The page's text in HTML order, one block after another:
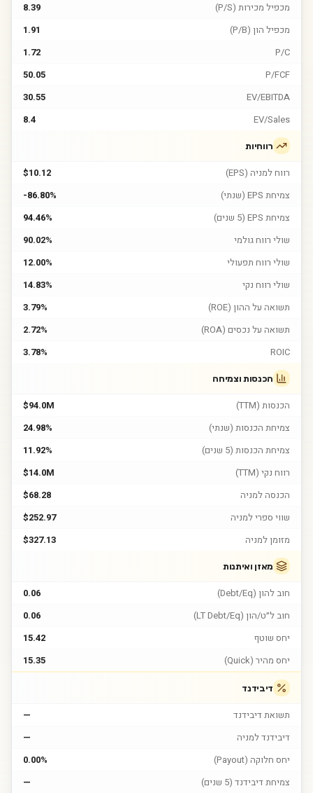
מכפיל מכירות (P/S)
8.39
מכפיל הון (P/B)
1.91
P/C
1.72
P/FCF
50.05
EV/EBITDA
30.55
EV/Sales
8.4
רווחיות
רווח למניה (EPS)
$10.12
צמיחת EPS (שנתי)
-86.80%
צמיחת EPS (5 שנים)
94.46%
שולי רווח גולמי
90.02%
שולי רווח תפעולי
12.00%
שולי רווח נקי
14.83%
תשואה על ההון (ROE)
3.79%
תשואה על נכסים (ROA)
2.72%
ROIC
3.78%
הכנסות וצמיחה
הכנסות (TTM)
$94.0M
צמיחת הכנסות (שנתי)
24.98%
צמיחת הכנסות (5 שנים)
11.92%
רווח נקי (TTM)
$14.0M
הכנסה למניה
$68.28
שווי ספרי למניה
$252.97
מזומן למניה
$327.13
מאזן ואיתנות
חוב להון (Debt/Eq)
0.06
חוב ל״ט/הון (LT Debt/Eq)
0.06
יחס שוטף
15.42
יחס מהיר (Quick)
15.35
דיבידנד
תשואת דיבידנד
—
דיבידנד למניה
—
יחס חלוקה (Payout)
0.00%
צמיחת דיבידנד (5 שנים)
—